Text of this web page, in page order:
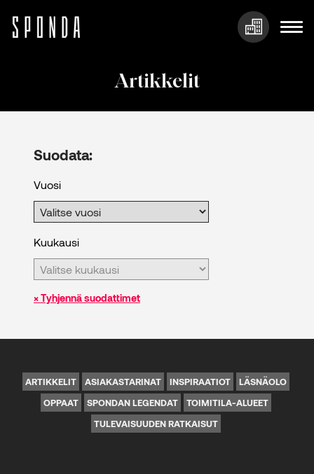
Artikkelit
Suodata:
Vuosi
Kuukausi
× Tyhjennä suodattimet
ARTIKKELIT ASIAKASTARINAT INSPIRAATIOT
LÄSNÄOLO
OPPAAT
SPONDAN LEGENDAT
TOIMITILA-ALUEET
TULEVAISUUDEN RATKAISUT